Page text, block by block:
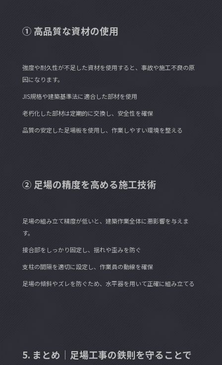
① 高品質な資材の使用
強度や耐久性が不足した資材を使用すると、事故や施工不良の原
因になります。
JIS規格や建築基準法に適合した部材を使用
老朽化した部材は定期的に交換し、安全性を確保
品質の安定した足場板を使用し、作業しやすい環境を整える
② 足場の精度を高める施工技術
足場の組み立て精度が低いと、建築作業全体に悪影響を与えま
す。
接合部をしっかり固定し、揺れや歪みを防ぐ
支柱の間隔を適切に設定し、作業員の動線を確保
足場の傾斜やズレを防ぐため、水平器を用いて正確に組み立てる
5. まとめ｜足場工事の鉄則を守ることで